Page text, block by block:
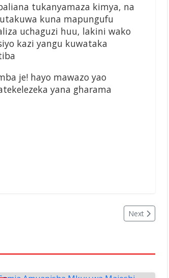
tukanyamaza kimya, na
kuna mapungufu
uchaguzi huu, lakini wako
kazi yangu kuwataka
je! hayo mawazo yao
yana gharama
Next